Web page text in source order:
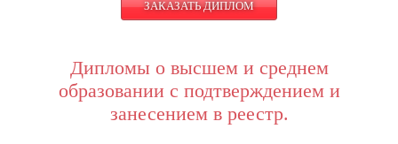
ЗАКАЗАТЬ ДИПЛОМ
Дипломы о высшем и среднем
образовании с подтверждением и
занесением в реестр.